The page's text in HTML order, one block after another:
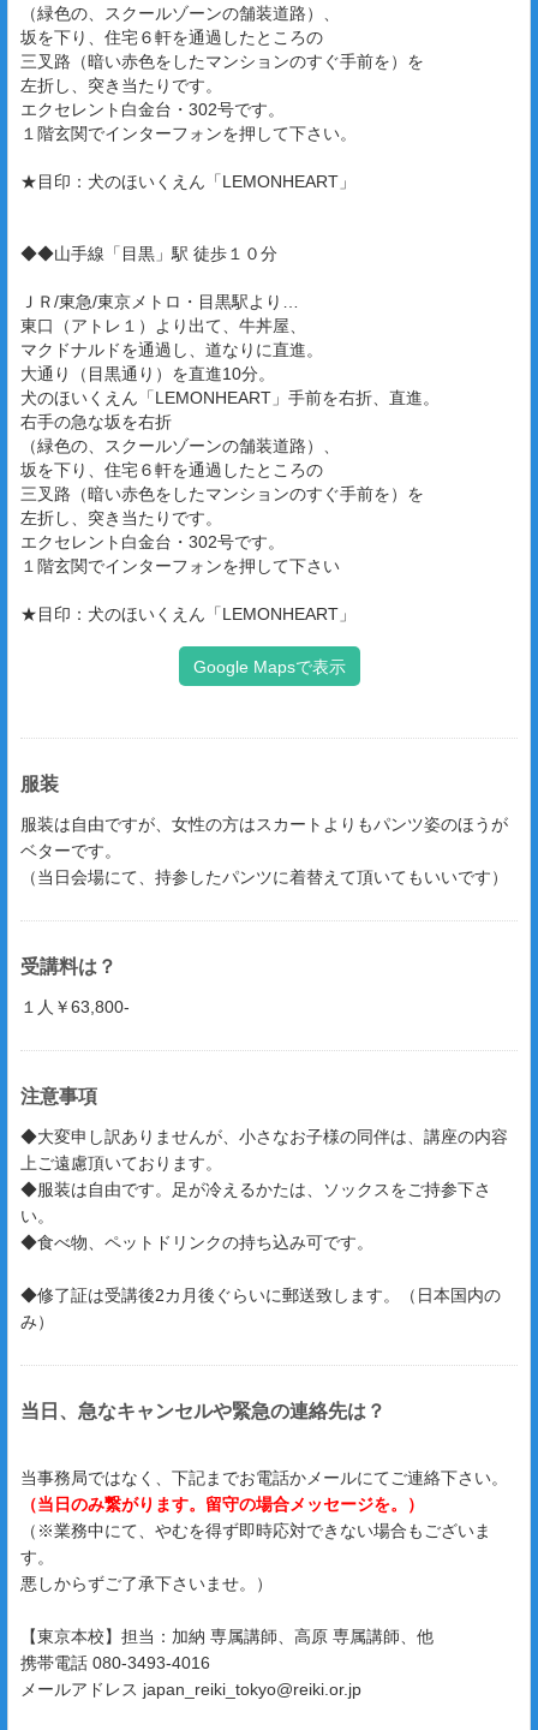
（緑色の、スクールゾーンの舗装道路）、
坂を下り、住宅６軒を通過したところの
三叉路（暗い赤色をしたマンションのすぐ手前を）を
左折し、突き当たりです。
エクセレント白金台・302号です。
１階玄関でインターフォンを押して下さい。
★目印：犬のほいくえん「LEMONHEART」
◆◆山手線「目黒」駅 徒歩１０分
ＪＲ/東急/東京メトロ・目黒駅より…
東口（アトレ１）より出て、牛丼屋、
マクドナルドを通過し、道なりに直進。
大通り（目黒通り）を直進10分。
犬のほいくえん「LEMONHEART」手前を右折、直進。
右手の急な坂を右折
（緑色の、スクールゾーンの舗装道路）、
坂を下り、住宅６軒を通過したところの
三叉路（暗い赤色をしたマンションのすぐ手前を）を
左折し、突き当たりです。
エクセレント白金台・302号です。
１階玄関でインターフォンを押して下さい
★目印：犬のほいくえん「LEMONHEART」
Google Mapsで表示
服装
服装は自由ですが、女性の方はスカートよりもパンツ姿のほうが
ベターです。
（当日会場にて、持参したパンツに着替えて頂いてもいいです）
受講料は？
１人￥63,800-
注意事項
◆大変申し訳ありませんが、小さなお子様の同伴は、講座の内容
上ご遠慮頂いております。
◆服装は自由です。足が冷えるかたは、ソックスをご持参下さ
い。
◆食べ物、ペットドリンクの持ち込み可です。
◆修了証は受講後2カ月後ぐらいに郵送致します。（日本国内の
み）
当日、急なキャンセルや緊急の連絡先は？
当事務局ではなく、下記までお電話かメールにてご連絡下さい。
（当日のみ繋がります。留守の場合メッセージを。）
（※業務中にて、やむを得ず即時応対できない場合もございま
す。
悪しからずご了承下さいませ。）
【東京本校】担当：加納 専属講師、高原 専属講師、他
携帯電話 080-3493-4016
メールアドレス japan_reiki_tokyo@reiki.or.jp